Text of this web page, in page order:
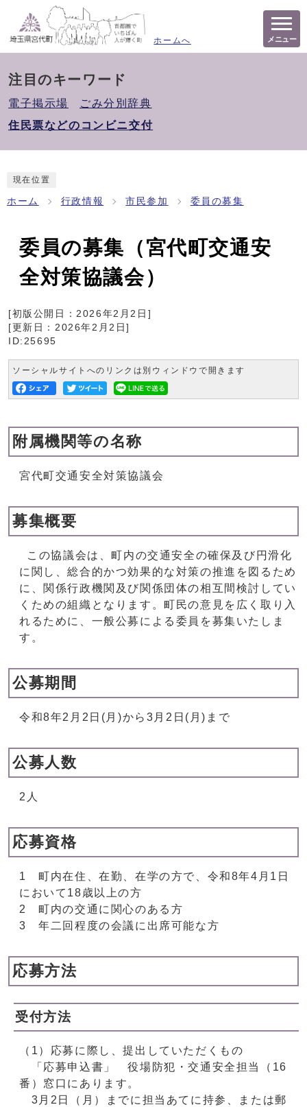
ホームへ メニュー
注目のキーワード
電子掲示場
ごみ分別辞典
住民票などのコンビニ交付
現在位置
ホーム 行政情報 市民参加 委員の募集
委員の募集（宮代町交通安
全対策協議会）
[初版公開日：2026年2月2日 ]
[更新日： 2026年2月2日]
ID:25695
ソーシャルサイトへのリンクは別ウィンドウで開きます
附属機関等の名称
宮代町交通安全対策協議会
募集概要
この協議会は、町内の交通安全の確保及び円滑化
に関し、総合的かつ効果的な対策の推進を図るため
に、関係行政機関及び関係団体の相互間検討してい
くための組織となります。町民の意見を広く取り入
れるために、一般公募による委員を募集いたしま
す。
公募期間
令和8年2月2日(月)から3月2日(月)まで
公募人数
2人
応募資格
1 町内在住、在勤、在学の方で、令和8年4月1日
において18歳以上の方
2 町内の交通に関心のある方
3 年二回程度の会議に出席可能な方
応募方法
受付方法
（1）応募に際し、提出していただくもの
「応募申込書」 役場防犯・交通安全担当（16
番）窓口にあります。
3月2日（月）までに担当あてに持参、または郵